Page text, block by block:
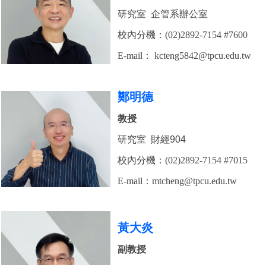
研究室 企管系辦公室
校內分機：(02)2892-7154 #7600
E-mail： kcteng5842@tpcu.edu.tw
鄭明德
教授
研究室 財經904
校內分機：(02)2892-7154 #7015
E-mail：mtcheng@tpcu.edu.tw
黃大炎
副教授